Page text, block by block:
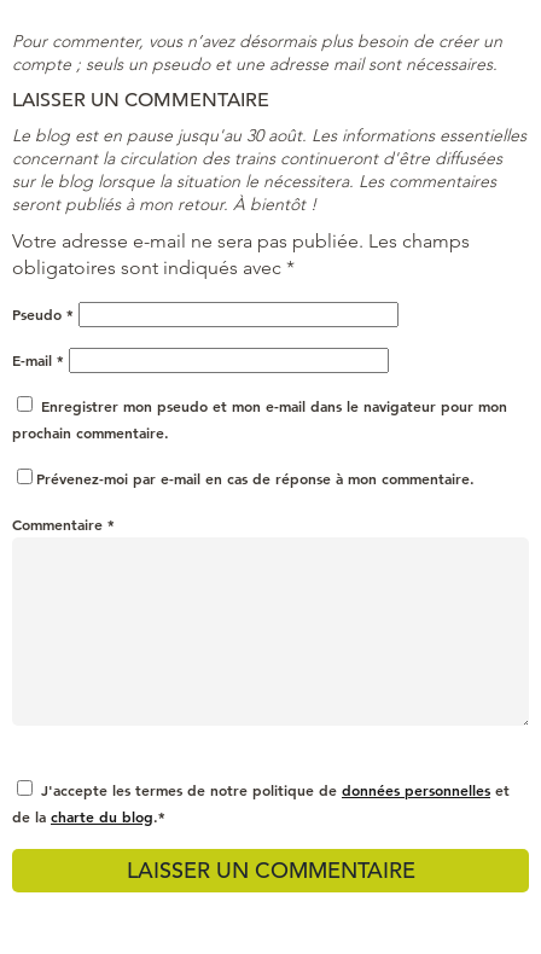
Pour commenter, vous n’avez désormais plus besoin de créer un
compte ; seuls un pseudo et une adresse mail sont nécessaires.
LAISSER UN COMMENTAIRE
Le blog est en pause jusqu'au 30 août. Les informations essentielles
concernant la circulation des trains continueront d'être diffusées
sur le blog lorsque la situation le nécessitera. Les commentaires
seront publiés à mon retour. À bientôt !
Votre adresse e-mail ne sera pas publiée. Les champs
obligatoires sont indiqués avec *
Pseudo *
E-mail *
Enregistrer mon pseudo et mon e-mail dans le navigateur pour mon
prochain commentaire.
Prévenez-moi par e-mail en cas de réponse à mon commentaire.
Commentaire *
J'accepte les termes de notre politique de données personnelles et
de la charte du blog.*